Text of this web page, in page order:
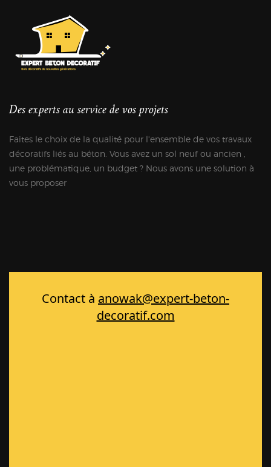
Des experts au service de vos projets
Faites le choix de la qualité pour l'ensemble de vos travaux
décoratifs liés au béton. Vous avez un sol neuf ou ancien ,
une problématique, un budget ? Nous avons une solution à
vous proposer